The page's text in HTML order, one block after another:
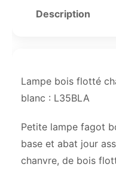
Description
Lampe bois flotté
blanc : L35BLA
Petite lampe fagot
base et abat jour
chanvre, de bois